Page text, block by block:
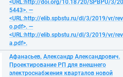
<URL:http://doi.org/10.18720/SPBPU/3/
5443>. —
<URL:http://elib.spbstu.ru/dl/3/2019/vr/
o.pdf>. —
<URL:http://elib.spbstu.ru/dl/3/2019/vr/
a.pdf>.
Афанасьев, Александр Александрович.
Проектирование РП для внешнего
электроснабжения кварталов новой